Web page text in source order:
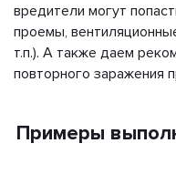
вредители могут
проемы,
т.п.). А также даем
повторного заражения
Примеры